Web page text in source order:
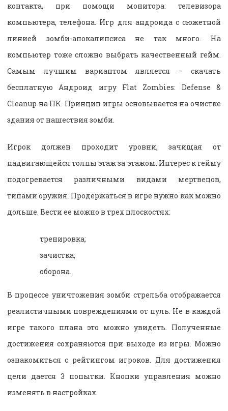
контакта, при помощи монитора: телевизора
компьютера, телефона. Игр для андроида с сюжетной
линией зомби-апокалипсиса не так много. На
компьютер тоже сложно выбрать качественный гейм.
Самым лучшим вариантом является – скачать
бесплатную Андроид игру Flat Zombies: Defense &
Cleanup на ПК. Принцип игры основывается на очистке
здания от нашествия зомби.
Игрок должен проходит уровни, зачищая от
надвигающейся толпы этаж за этажом. Интерес к гейму
подогревается различными видами мертвецов,
типами оружия. Продержаться в игре нужно как можно
дольше. Вести ее можно в трех плоскостях:
тренировка;
зачистка;
оборона.
В процессе уничтожения зомби стрельба отображается
реалистичными повреждениями от пуль. Не в каждой
игре такого плана это можно увидеть. Полученные
достижения сохраняются при выходе из игры. Можно
ознакомиться с рейтингом игроков. Для достижения
цели дается 3 попытки. Кнопки управления можно
изменять в настройках.